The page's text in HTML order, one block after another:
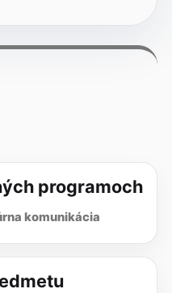
programoch
komunikácia